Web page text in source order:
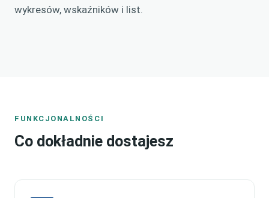
wykresów, wskaźników i list.
FUNKCJONALNOŚCI
Co dokładnie dostajesz